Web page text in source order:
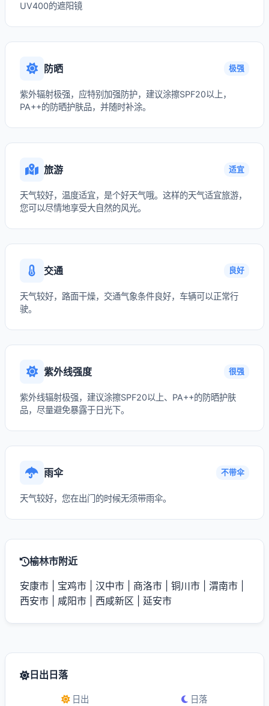
UV400的遮阳镜
防晒 极强
紫外辐射极强，应特别加强防护，建议涂擦SPF20以上，
PA++的防晒护肤品，并随时补涂。
旅游 适宜
天气较好，温度适宜，是个好天气哦。这样的天气适宜旅游，
您可以尽情地享受大自然的风光。
交通 良好
天气较好，路面干燥，交通气象条件良好，车辆可以正常行
驶。
紫外线强度 很强
紫外线辐射极强，建议涂擦SPF20以上、PA++的防晒护肤
品，尽量避免暴露于日光下。
雨伞 不带伞
天气较好，您在出门的时候无须带雨伞。
榆林市附近
安康市 宝鸡市 汉中市 商洛市 铜川市 渭南市
西安市
咸阳市 西咸新区 延安市
日出日落
日出 日落